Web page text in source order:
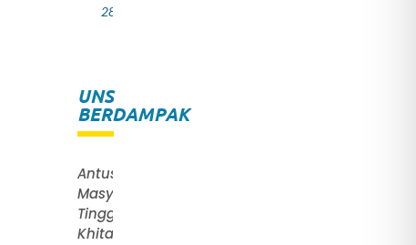
28 July 2026
UNS
BERDAMPAK
Antusias
Masyarakat
Tinggi,
Khitan